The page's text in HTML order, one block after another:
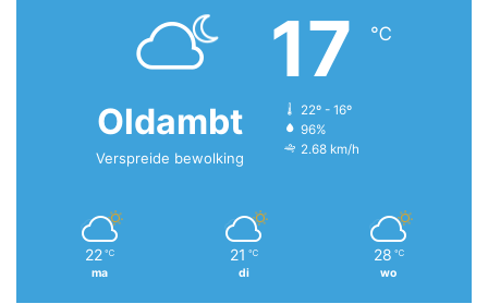
Oldambt
Verspreide bewolking
17 ℃
22º - 16º
96%
2.68 km/h
22 ℃
ma
21 ℃
di
28 ℃
wo